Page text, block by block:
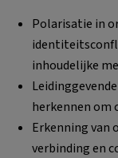
Polarisatie in
inhoudelijke
herkennen om
Erkenning van
verbinding en